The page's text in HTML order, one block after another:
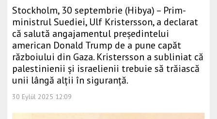
Stockholm, 30 septembrie (Hibya) – Prim-
ministrul Suediei, Ulf Kristersson, a declarat
că salută angajamentul președintelui
american Donald Trump de a pune capăt
războiului din Gaza. Kristersson a subliniat că
palestinienii și israelienii trebuie să trăiască
unii lângă alții în siguranță.
30 Eylül 2025 12:09